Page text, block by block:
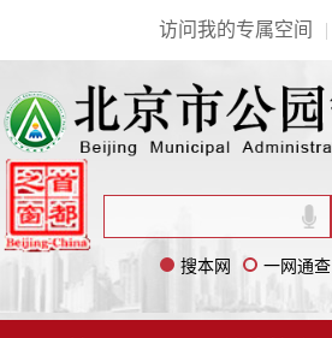
访问我的专属空间 |
搜本网 一网通查